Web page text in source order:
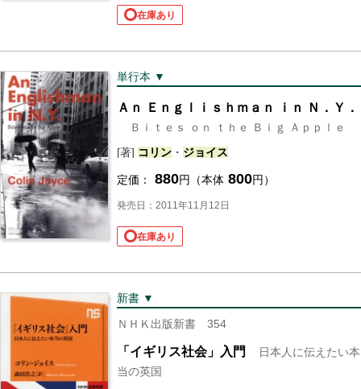
在庫あり
単行本 ▼
Ａｎ Ｅｎｇｌｉｓｈｍａｎ ｉｎ Ｎ．Ｙ．
Ｂｉｔｅｓ ｏｎ ｔｈｅ Ｂｉｇ Ａｐｐｌｅ
[著] コリン ・ ジョイス
定価： 880円（本体 800円）
発売日：2011年11月12日
在庫あり
新書 ▼
ＮＨＫ出版新書 354
「イギリス社会」入門
日本人に伝えたい本
当の英国